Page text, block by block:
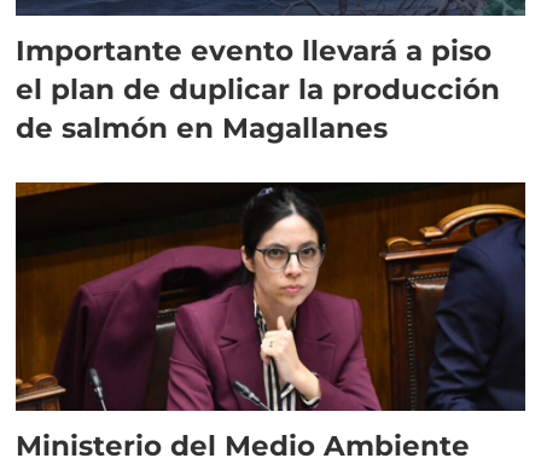
Importante evento llevará a piso
el plan de duplicar la producción
de salmón en Magallanes
Ministerio del Medio Ambiente